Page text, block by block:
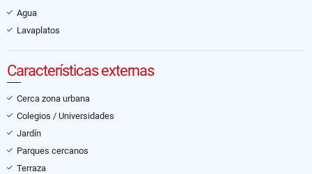
Agua
Lavaplatos
Características externas
Cerca zona urbana
Colegios / Universidades
Jardín
Parques cercanos
Terraza